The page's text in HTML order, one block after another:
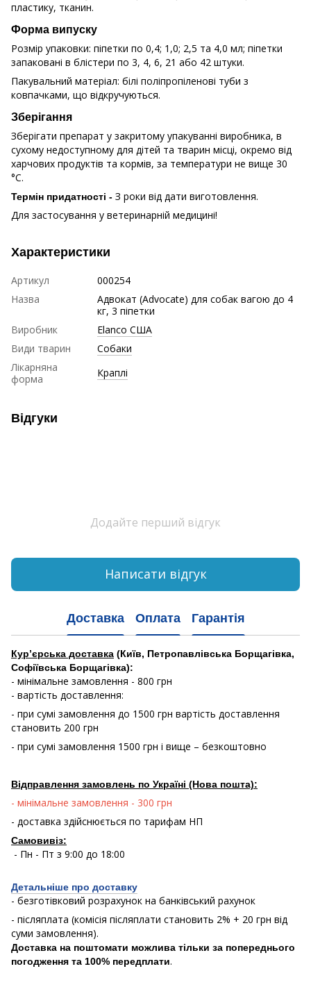
пластику, тканин.
Форма випуску
Розмір упаковки: піпетки по 0,4; 1,0; 2,5 та 4,0 мл; піпетки
запаковані в блістери по 3, 4, 6, 21 або 42 штуки.
Пакувальний матеріал: білі поліпропіленові туби з
ковпачками, що відкручуються.
Зберігання
Зберігати препарат у закритому упакуванні виробника, в
сухому недоступному для дітей та тварин місці, окремо від
харчових продуктів та кормів, за температури не вище 30
°С.
Термін придатності - З роки від дати виготовлення.
Для застосування у ветеринарній медицині!
Характеристики
Артикул
000254
Назва
Адвокат (Advocate) для собак вагою до 4
кг, 3 піпетки
Виробник
Elanco США
Види тварин
Собаки
Лікарняна
форма
Краплі
Відгуки
Додайте перший відгук
Написати відгук
Доставка Оплата Гарантія
Кур’єрська доставка (Київ, Петропавлівська Борщагівка,
Софіївська Борщагівка):
- мінімальне замовлення - 800 грн
- вартість доставлення:
- при сумі замовлення до 1500 грн вартість доставлення
становить 200 грн
- при сумі замовлення 1500 грн і вище – безкоштовно
Відправлення замовлень по Україні (Нова пошта):
- мінімальне замовлення - 300 грн
- доставка здійснюється по тарифам НП
Самовивіз:
- Пн - Пт з 9:00 до 18:00
Детальніше про доставку
- безготівковий розрахунок на банківський рахунок
- післяплата (комісія післяплати становить 2% + 20 грн від
суми замовлення).
Доставка на поштомати можлива тільки за попереднього
погодження та 100% передплати.